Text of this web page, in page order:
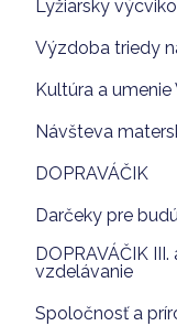
Lyžiarsky
Výzdoba triedy
Kultúra a umenie
Návšteva
DOPRAVÁČIK
Darčeky pre
DOPRAVÁČIK
vzdelávanie
Spoločnosť a